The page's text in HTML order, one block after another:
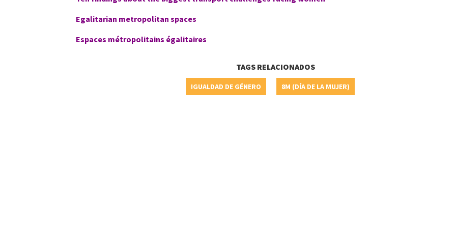
Egalitarian metropolitan spaces
Espaces métropolitains égalitaires
TAGS RELACIONADOS
IGUALDAD DE GÉNERO 8M (DÍA DE LA MUJER)